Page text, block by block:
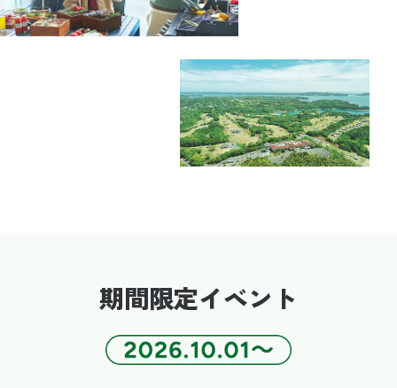
期間限定イベント